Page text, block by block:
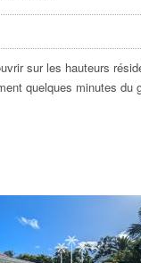
sur les hauteurs
quelques minutes du